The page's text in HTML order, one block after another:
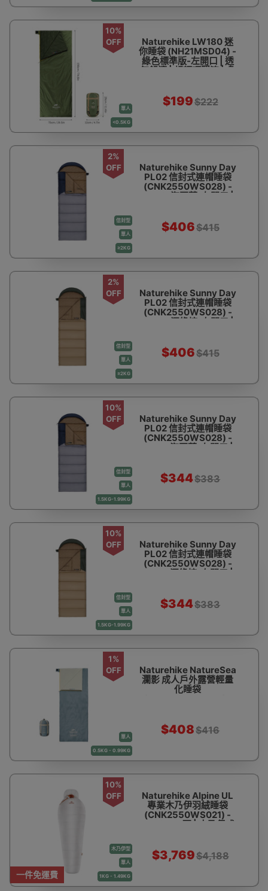
單人
<0.5KG
10%
OFF
Naturehike LW180 迷
你睡袋 (NH21MSD04) -
綠色標準版-左開口 | 透
氣舒適 | 超輕巧緊湊 | 多
$199$222
信封型
單人
≥2KG
2%
OFF
Naturehike Sunny Day
PL02 信封式連帽睡袋
(CNK2550WS028) -
U450-海軍藍-左開口 |
$406$415
信封型
單人
≥2KG
2%
OFF
Naturehike Sunny Day
PL02 信封式連帽睡袋
(CNK2550WS028) -
U450-深綠棕-右開口 |
$406$415
信封型
單人
1.5KG-1.99KG
10%
OFF
Naturehike Sunny Day
PL02 信封式連帽睡袋
(CNK2550WS028) -
U250-海軍藍-左開口 |
$344$383
信封型
單人
1.5KG-1.99KG
10%
OFF
Naturehike Sunny Day
PL02 信封式連帽睡袋
(CNK2550WS028) -
U250-深綠棕-右開口 |
$344$383
單人
0.5KG - 0.99KG
1%
OFF
Naturehike NatureSea
瀾影 成人戶外露營輕量
化睡袋
$408$416
一件免運費
木乃伊型
單人
1KG - 1.49KG
10%
OFF
Naturehike Alpine UL
專業木乃伊羽絨睡袋
(CNK2550WS021) -
UL700-M碼 | 木乃伊式
$3,769$4,188